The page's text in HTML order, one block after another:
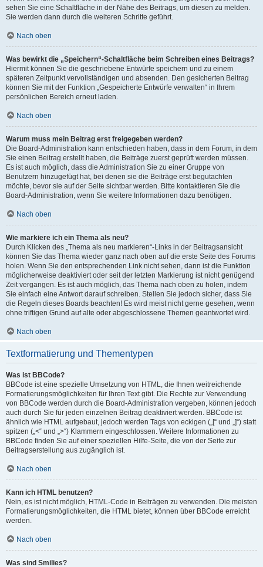
sehen Sie eine Schaltfläche in der Nähe des Beitrags, um diesen zu melden.
Sie werden dann durch die weiteren Schritte geführt.
Nach oben
Was bewirkt die „Speichern“-Schaltfläche beim Schreiben eines Beitrags?
Hiermit können Sie die geschriebene Entwürfe speichern und zu einem
späteren Zeitpunkt vervollständigen und absenden. Den gesicherten Beitrag
können Sie mit der Funktion „Gespeicherte Entwürfe verwalten“ in Ihrem
persönlichen Bereich erneut laden.
Nach oben
Warum muss mein Beitrag erst freigegeben werden?
Die Board-Administration kann entschieden haben, dass in dem Forum, in dem
Sie einen Beitrag erstellt haben, die Beiträge zuerst geprüft werden müssen.
Es ist auch möglich, dass die Administration Sie zu einer Gruppe von
Benutzern hinzugefügt hat, bei denen sie die Beiträge erst begutachten
möchte, bevor sie auf der Seite sichtbar werden. Bitte kontaktieren Sie die
Board-Administration, wenn Sie weitere Informationen dazu benötigen.
Nach oben
Wie markiere ich ein Thema als neu?
Durch Klicken des „Thema als neu markieren“-Links in der Beitragsansicht
können Sie das Thema wieder ganz nach oben auf die erste Seite des Forums
holen. Wenn Sie den entsprechenden Link nicht sehen, dann ist die Funktion
möglicherweise deaktiviert oder seit der letzten Markierung ist nicht genügend
Zeit vergangen. Es ist auch möglich, das Thema nach oben zu holen, indem
Sie einfach eine Antwort darauf schreiben. Stellen Sie jedoch sicher, dass Sie
die Regeln dieses Boards beachten! Es wird meist nicht gerne gesehen, wenn
ohne triftigen Grund auf alte oder abgeschlossene Themen geantwortet wird.
Nach oben
Textformatierung und Thementypen
Was ist BBCode?
BBCode ist eine spezielle Umsetzung von HTML, die Ihnen weitreichende
Formatierungsmöglichkeiten für Ihren Text gibt. Die Rechte zur Verwendung
von BBCode werden durch die Board-Administration vergeben, können jedoch
auch durch Sie für jeden einzelnen Beitrag deaktiviert werden. BBCode ist
ähnlich wie HTML aufgebaut, jedoch werden Tags von eckigen („[“ und „]“) statt
spitzen („<“ und „>“) Klammern eingeschlossen. Weitere Informationen zu
BBCode finden Sie auf einer speziellen Hilfe-Seite, die von der Seite zur
Beitragserstellung aus zugänglich ist.
Nach oben
Kann ich HTML benutzen?
Nein, es ist nicht möglich, HTML-Code in Beiträgen zu verwenden. Die meisten
Formatierungsmöglichkeiten, die HTML bietet, können über BBCode erreicht
werden.
Nach oben
Was sind Smilies?